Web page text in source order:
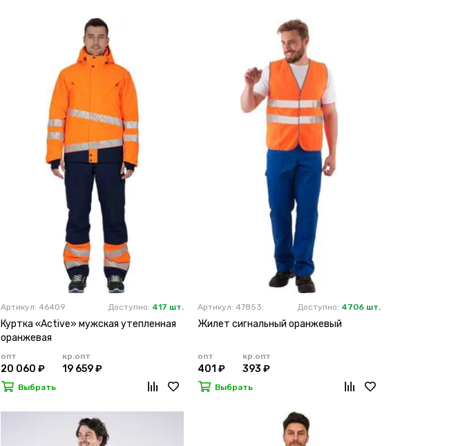
Артикул: 46409 Доступно: 417 шт.
Куртка «Active» мужская утепленная
оранжевая
опт
20 060 ₽
кр.опт
19 659 ₽
Выбрать
Артикул: 47853 Доступно: 4706 шт.
Жилет сигнальный оранжевый
опт
401 ₽
кр.опт
393 ₽
Выбрать